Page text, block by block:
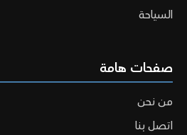
السياحة
صفحات هامة
من نحن
اتصل بنا